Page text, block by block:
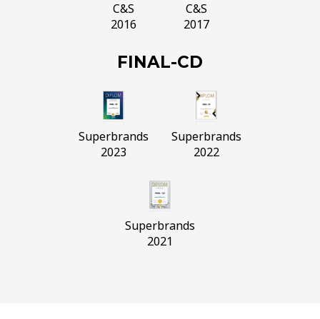
C&S
2016
C&S
2017
FINAL-CD
Superbrands
2023
Superbrands
2022
Superbrands
2021